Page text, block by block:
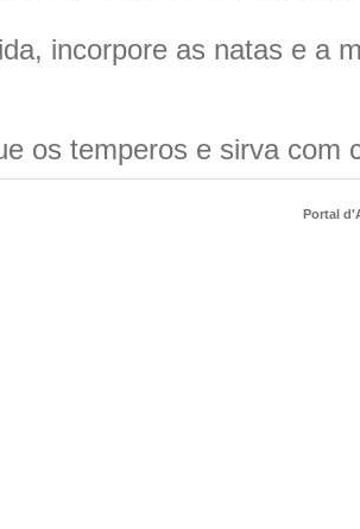
incorpore as natas e a
os temperos e sirva com
Portal